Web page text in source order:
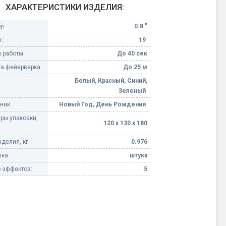
Небесные фонарики
Оборудование для
спецэффектов
Елочные гирлянды
Фейерверк-шоу
ХАРАКТЕРИСТИКИ ИЗДЕЛИЯ:
0.8 "
19
работы:
До 40 сек
фейерверка:
До 25 м
Белый, Красный, Синий,
Зеленый
Новый Год, День Рождения
упаковки,
120 х 130 х 180
кг:
0.976
штука
эффектов:
5